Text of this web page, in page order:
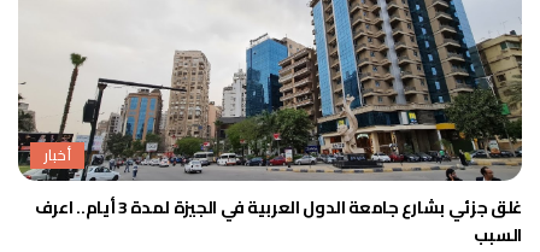
أخبار
غلق جزئي بشارع جامعة الدول العربية في الجيزة لمدة 3 أيام.. اعرف
السبب